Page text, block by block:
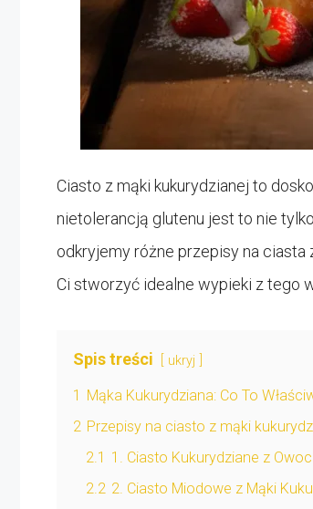
Ciasto z mąki kukurydzianej to
nietolerancją glutenu jest to nie
odkryjemy różne przepisy na
Ci stworzyć idealne wypieki z tego
Spis treści ukryj
1 Mąka Kukurydziana: Co To
2 Przepisy na ciasto z mąki
2.1 1. Ciasto Kukurydziane z
2.2 2. Ciasto Miodowe z Mąki